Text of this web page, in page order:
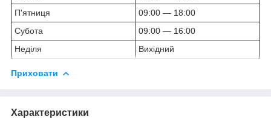
П'ятниця
09:00 — 18:00
Субота
09:00 — 16:00
Неділя
Вихідний
Приховати
Характеристики